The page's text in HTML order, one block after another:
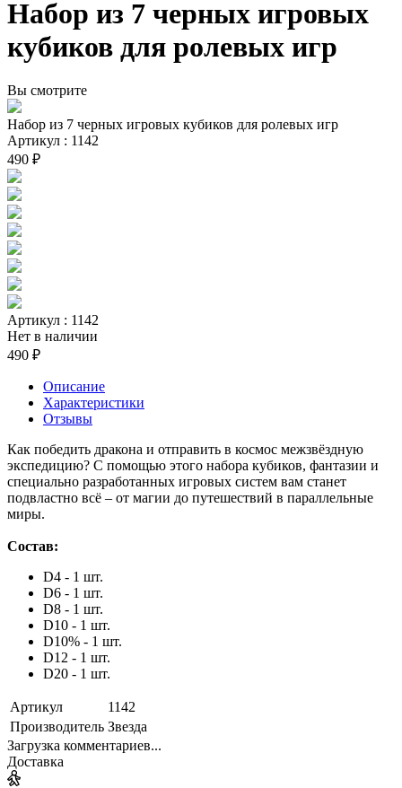
Набор из 7 черных игровых
кубиков для ролевых игр
Вы смотрите
Набор из 7 черных игровых кубиков для ролевых игр
Артикул : 1142
490 ₽
Артикул : 1142
Нет в наличии
490 ₽
Описание
Характеристики
Отзывы
Как победить дракона и отправить в космос межзвёздную
экспедицию? С помощью этого набора кубиков, фантазии и
специально разработанных игровых систем вам станет
подвластно всё – от магии до путешествий в параллельные
миры.
Состав:
D4 - 1 шт.
D6 - 1 шт.
D8 - 1 шт.
D10 - 1 шт.
D10% - 1 шт.
D12 - 1 шт.
D20 - 1 шт.
Артикул
1142
Производитель Звезда
Загрузка комментариев...
Доставка